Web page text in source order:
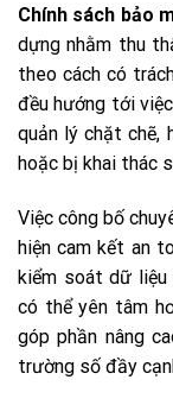
Chính sách bảo
dựng nhằm thu
theo cách có
đều hướng tới
quản lý chặt chẽ,
hoặc bị khai thác
Việc công bố
hiện cam kết an
kiểm soát dữ liệu
có thể yên tâm
góp phần nâng
trường số đầy